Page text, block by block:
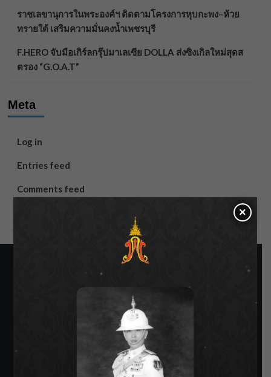
ราชเลขานุการในพระองค์ฯ ติดตามโครงการหุบกะพง–ห้วย
ทรายใต้ เสริมความมั่นคงน้ำเพชรบุรี
F.HERO จับมือเกิร์ลกรุ๊ปมาเลเซีย DOLLA ส่งซิงเกิลใหม่สุดส
ตรอง “G.O.A.T”
Meta
Log in
Entries feed
Comments feed
×